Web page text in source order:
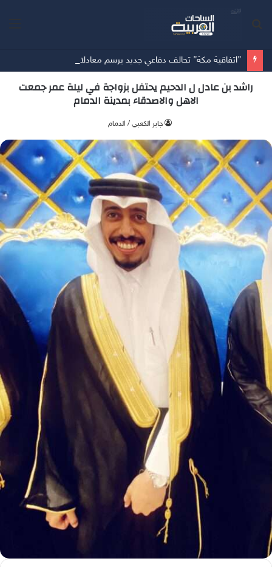
راشد بن عادل ل الدحيم يحتفل بزواجة في ليلة عمر جمعت
الاهل والاصدقاء بمدينة الدمام
جابر الكعبي / الدمام